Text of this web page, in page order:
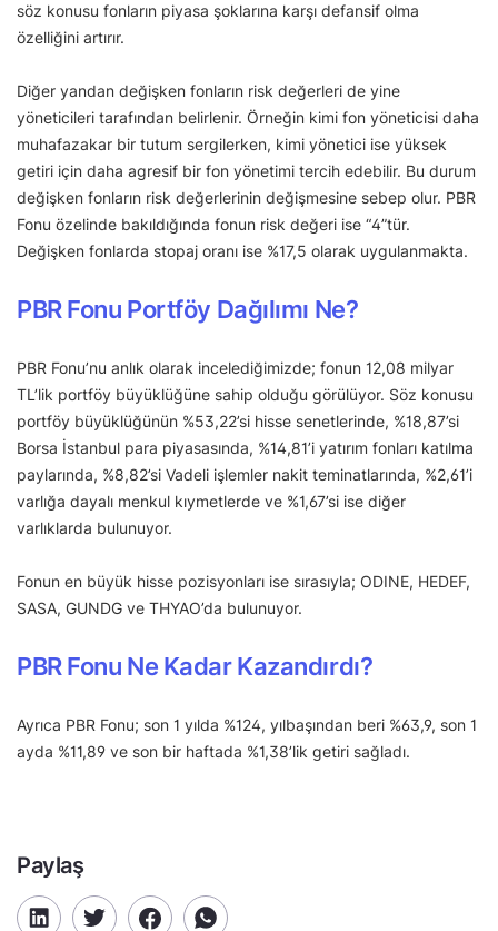
söz konusu fonların piyasa şoklarına karşı defansif olma
özelliğini artırır.
Diğer yandan değişken fonların risk değerleri de yine
yöneticileri tarafından belirlenir. Örneğin kimi fon yöneticisi daha
muhafazakar bir tutum sergilerken, kimi yönetici ise yüksek
getiri için daha agresif bir fon yönetimi tercih edebilir. Bu durum
değişken fonların risk değerlerinin değişmesine sebep olur. PBR
Fonu özelinde bakıldığında fonun risk değeri ise “4”tür.
Değişken fonlarda stopaj oranı ise %17,5 olarak uygulanmakta.
PBR Fonu Portföy Dağılımı Ne?
PBR Fonu’nu anlık olarak incelediğimizde; fonun 12,08 milyar
TL’lik portföy büyüklüğüne sahip olduğu görülüyor. Söz konusu
portföy büyüklüğünün %53,22’si hisse senetlerinde, %18,87’si
Borsa İstanbul para piyasasında, %14,81’i yatırım fonları katılma
paylarında, %8,82’si Vadeli işlemler nakit teminatlarında, %2,61’i
varlığa dayalı menkul kıymetlerde ve %1,67’si ise diğer
varlıklarda bulunuyor.
Fonun en büyük hisse pozisyonları ise sırasıyla; ODINE, HEDEF,
SASA, GUNDG ve THYAO’da bulunuyor.
PBR Fonu Ne Kadar Kazandırdı?
Ayrıca PBR Fonu; son 1 yılda %124, yılbaşından beri %63,9, son 1
ayda %11,89 ve son bir haftada %1,38’lik getiri sağladı.
Paylaş